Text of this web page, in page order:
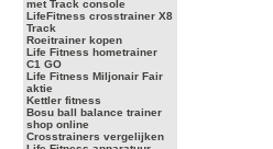
met Track console
LifeFitness crosstrainer X8
Track
Roeitrainer kopen
Life Fitness hometrainer
C1 GO
Life Fitness Miljonair Fair
aktie
Kettler fitness
Bosu ball balance trainer
shop online
Crosstrainers vergelijken